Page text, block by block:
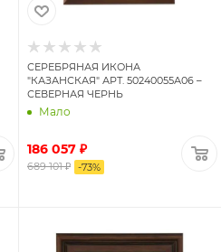
СЕРЕБРЯНАЯ ИКОНА
"КАЗАНСКАЯ" АРТ. 50240055А06 –
СЕВЕРНАЯ ЧЕРНЬ
Мало
186 057 ₽
689 101 ₽ -73%